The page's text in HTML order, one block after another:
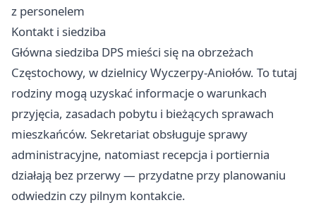
z personelem
Kontakt i siedziba
Główna siedziba DPS mieści się na obrzeżach
Częstochowy, w dzielnicy Wyczerpy-Aniołów. To tutaj
rodziny mogą uzyskać informacje o warunkach
przyjęcia, zasadach pobytu i bieżących sprawach
mieszkańców. Sekretariat obsługuje sprawy
administracyjne, natomiast recepcja i portiernia
działają bez przerwy — przydatne przy planowaniu
odwiedzin czy pilnym kontakcie.